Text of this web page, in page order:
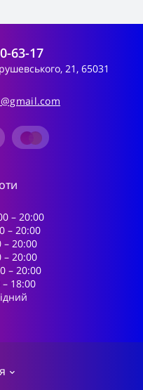
63-17
21, 65031
– 20:00
– 20:00
– 20:00
– 20:00
– 20:00
18:00